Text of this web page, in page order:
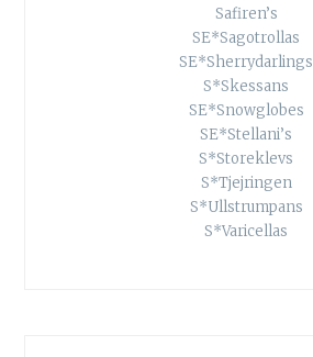
Safiren’s
SE*Sagotrollas
SE*Sherrydarlings
S*Skessans
SE*Snowglobes
SE*Stellani’s
S*Storeklevs
S*Tjejringen
S*Ullstrumpans
S*Varicellas